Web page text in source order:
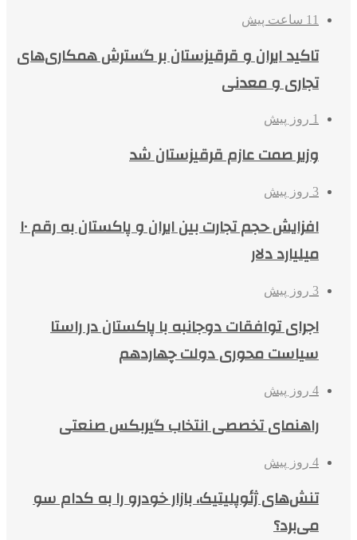
11 ساعت پیش
تاکید ایران و قرقیزستان بر گسترش همکاری‌های
تجاری و معدنی
1 روز پیش
وزیر صمت عازم قرقیزستان شد
3 روز پیش
افزایش حجم تجارت بین ایران و پاکستان به رقم ۱۰
میلیارد دلار
3 روز پیش
اجرای توافقات دوجانبه با پاکستان در راستا
سیاست محوری دولت چهاردهم
4 روز پیش
راهنمای تخصصی انتخاب گیربکس صنعتی
4 روز پیش
تنش‌های ژئوپلیتیک، بازار خودرو را به کدام سو
می‌برد؟